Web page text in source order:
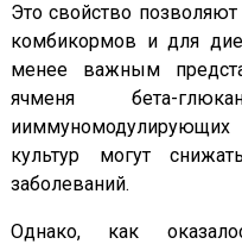
Это свойство
комбикормов и для
менее важным
ячменя бета-
культур могут
заболеваний.
Однако, как